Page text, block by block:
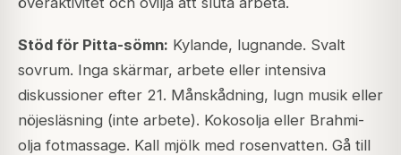
Stöd för Pitta-sömn: Kylande, lugnande. Svalt
sovrum. Inga skärmar, arbete eller intensiva
diskussioner efter 21. Månskådning, lugn musik eller
nöjesläsning (inte arbete). Kokosolja eller Brahmi-
olja fotmassage. Kall mjölk med rosenvatten. Gå till